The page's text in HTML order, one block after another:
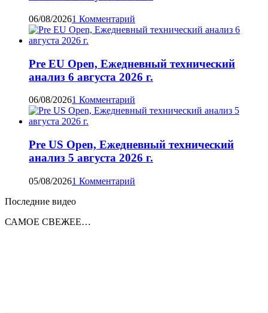
06/08/20261 Комментарий
Pre EU Open, Ежедневный технический
анализ 6 августа 2026 г.
06/08/20261 Комментарий
Pre US Open, Ежедневный технический
анализ 5 августа 2026 г.
05/08/20261 Комментарий
Последние видео
САМОЕ СВЕЖЕЕ…